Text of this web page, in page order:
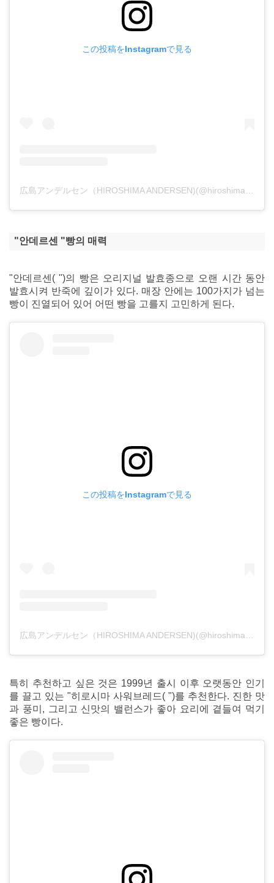
この投稿をInstagramで見る
"안데르센 "빵의 매력
"안데르센( ")의 빵은 오리지널 발효종으로 오랜 시간 동안
발효시켜 반죽에 깊이가 있다. 매장 안에는 100가지가 넘는
빵이 진열되어 있어 어떤 빵을 고를지 고민하게 된다.
この投稿をInstagramで見る
広島アンデルセン（HIROSHIMA ANDERSEN)(@hiroshima_andersen_official)がシェアした投稿
특히 추천하고 싶은 것은 1999년 출시 이후 오랫동안 인기
를 끌고 있는 "히로시마 사워브레드( ")를 추천한다. 진한 맛
과 풍미, 그리고 신맛의 밸런스가 좋아 요리에 곁들여 먹기
좋은 빵이다.